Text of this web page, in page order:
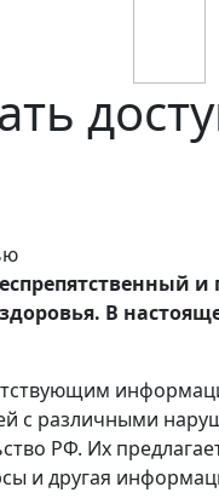
В
с различными
РФ. Их
и другая